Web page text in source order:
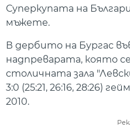
Суперкупата на
мъжете.
В дербито на Бургас
надпреварата, която
столичната зала
3:0 (25:21, 26:16, 28:26)
2010.